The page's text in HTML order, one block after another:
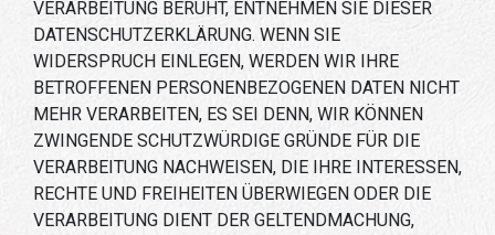
VERARBEITUNG BERUHT, ENTNEHMEN SIE DIESER
DATENSCHUTZERKLÄRUNG. WENN SIE
WIDERSPRUCH EINLEGEN, WERDEN WIR IHRE
BETROFFENEN PERSONENBEZOGENEN DATEN NICHT
MEHR VERARBEITEN, ES SEI DENN, WIR KÖNNEN
ZWINGENDE SCHUTZWÜRDIGE GRÜNDE FÜR DIE
VERARBEITUNG NACHWEISEN, DIE IHRE INTERESSEN,
RECHTE UND FREIHEITEN ÜBERWIEGEN ODER DIE
VERARBEITUNG DIENT DER GELTENDMACHUNG,